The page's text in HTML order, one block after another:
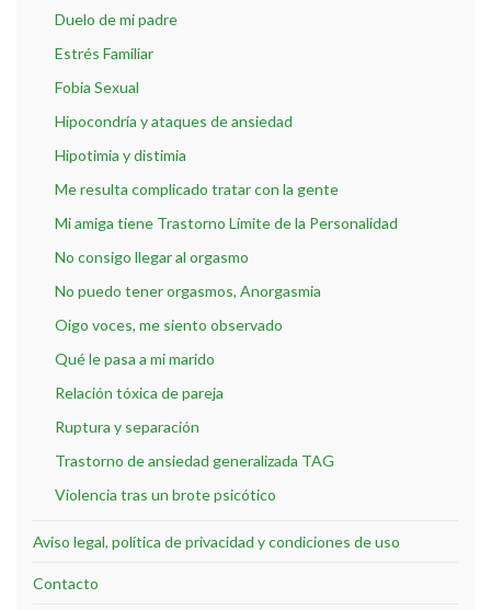
Duelo de mi padre
Estrés Familiar
Fobia Sexual
Hipocondría y ataques de ansiedad
Hipotimia y distimia
Me resulta complicado tratar con la gente
Mi amiga tiene Trastorno Límite de la Personalidad
No consigo llegar al orgasmo
No puedo tener orgasmos, Anorgasmia
Oigo voces, me siento observado
Qué le pasa a mi marido
Relación tóxica de pareja
Ruptura y separación
Trastorno de ansiedad generalizada TAG
Violencia tras un brote psicótico
Aviso legal, política de privacidad y condiciones de uso
Contacto